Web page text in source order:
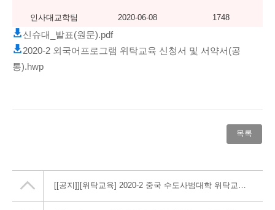
인사대교학팀 2020-06-08 1748
신슈대_발표(원문).pdf
2020-2 외국어프로그램 위탁교육 신청서 및 서약서(공
통).hwp
목록
[[공지]] [위탁교육] 2020-2 중국 수도사범대학 위탁교육 실시 안내